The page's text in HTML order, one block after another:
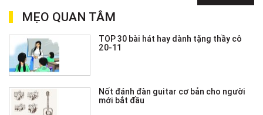
MẸO QUAN TÂM
TOP 30 bài hát hay dành tặng thầy cô
20-11
Nốt đánh đàn guitar cơ bản cho người
mới bắt đầu